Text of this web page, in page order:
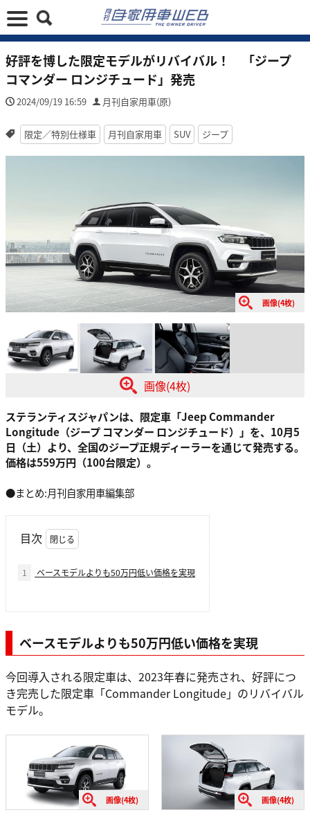
好評を博した限定モデルがリバイバル！ 「ジープ
コマンダー ロンジチュード」発売
2024/09/19 16:59 月刊自家用車(原)
限定／特別仕様車 月刊自家用車 SUV ジープ
画像(4枚)
画像(4枚)
ステランティスジャパンは、限定車「Jeep Commander
Longitude（ジープ コマンダー ロンジチュード）」を、10月5
日（土）より、全国のジープ正規ディーラーを通じて発売する。
価格は559万円（100台限定）。
●まとめ:月刊自家用車編集部
目次
1 ベースモデルよりも50万円低い価格を実現
ベースモデルよりも50万円低い価格を実現
今回導入される限定車は、2023年春に発売され、好評につ
き完売した限定車「Commander Longitude」のリバイバル
モデル。
画像(4枚) 画像(4枚)